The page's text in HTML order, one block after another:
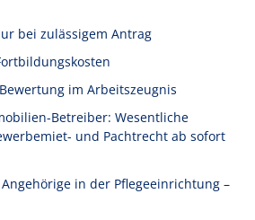
bei zulässigem Antrag
im Arbeitszeugnis
Betreiber: Wesentliche
und Pachtrecht ab sofort
in der Pflegeeinrichtung –